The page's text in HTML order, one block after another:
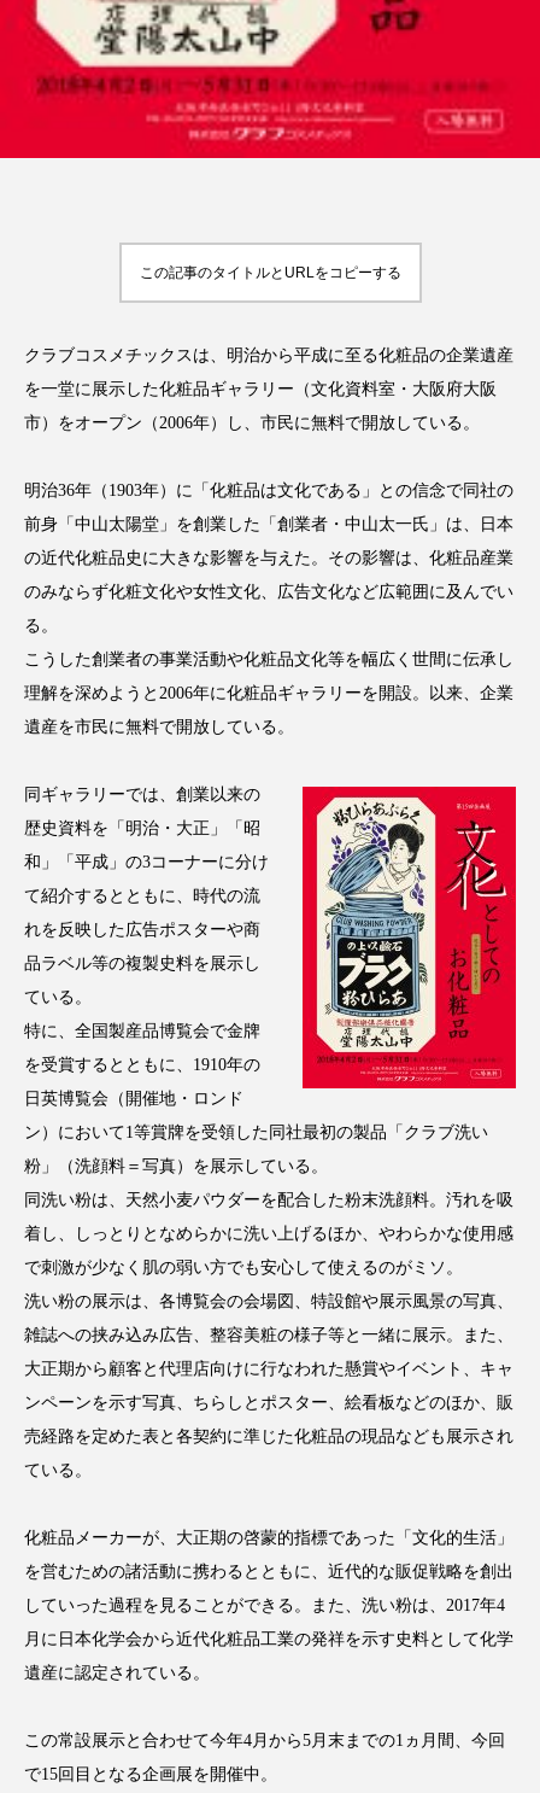
Instagram SNS
TikTok アスタキサンチン
アスレジャーコスメ アレルギー アロマ
インタビュー インナービューティー 冷え
インナービューティーアワード2025受賞商品
ウェアラブルデバイス ウェルネス
ウェルビーイング エイジングケア
エクソソーム オーガニック オゾン
カカイオイル ガジェット キーワード
クルエルティフリー クレンジング
コネクテッド・ビューティ コミュニケーション
コルチゾール サステナビリティ
サプライチェーン
サプリ サロン戦略
サロン経営 サロン連略 シャネル
スキンケア スキンケア 習慣
スキンケアルーティン ストレス スパ
スマートウォッチ スマートパッチ
セラミド保湿 セルフケア
ソーシャルウェルネス
デジタルデトックス デトックス
ドライヤー 温度 髪 ダメージ ナイアシンアミド
この記事のタイトルとURLをコピーする
クラブコスメチックスは、明治から平成に至る化粧品の企業遺産
を一堂に展示した化粧品ギャラリー（文化資料室・大阪府大阪
市）をオープン（2006年）し、市民に無料で開放している。
明治36年（1903年）に「化粧品は文化である」との信念で同社の
前身「中山太陽堂」を創業した「創業者・中山太一氏」は、日本
の近代化粧品史に大きな影響を与えた。その影響は、化粧品産業
のみならず化粧文化や女性文化、広告文化など広範囲に及んでい
る。
こうした創業者の事業活動や化粧品文化等を幅広く世間に伝承し
理解を深めようと2006年に化粧品ギャラリーを開設。以来、企業
遺産を市民に無料で開放している。
同ギャラリーでは、創業以来の
歴史資料を「明治・大正」「昭
和」「平成」の3コーナーに分け
て紹介するとともに、時代の流
れを反映した広告ポスターや商
品ラベル等の複製史料を展示し
ている。
特に、全国製産品博覧会で金牌
を受賞するとともに、1910年の
日英博覧会（開催地・ロンド
ン）において1等賞牌を受領した同社最初の製品「クラブ洗い
粉」（洗顔料＝写真）を展示している。
同洗い粉は、天然小麦パウダーを配合した粉末洗顔料。汚れを吸
着し、しっとりとなめらかに洗い上げるほか、やわらかな使用感
で刺激が少なく肌の弱い方でも安心して使えるのがミソ。
洗い粉の展示は、各博覧会の会場図、特設館や展示風景の写真、
雑誌への挟み込み広告、整容美粧の様子等と一緒に展示。また、
大正期から顧客と代理店向けに行なわれた懸賞やイベント、キャ
ンペーンを示す写真、ちらしとポスター、絵看板などのほか、販
売経路を定めた表と各契約に準じた化粧品の現品なども展示され
ている。
化粧品メーカーが、大正期の啓蒙的指標であった「文化的生活」
を営むための諸活動に携わるとともに、近代的な販促戦略を創出
していった過程を見ることができる。また、洗い粉は、2017年4
月に日本化学会から近代化粧品工業の発祥を示す史料として化学
遺産に認定されている。
この常設展示と合わせて今年4月から5月末までの1ヵ月間、今回
で15回目となる企画展を開催中。